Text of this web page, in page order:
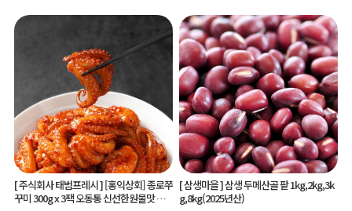
[ 주식회사 태범프레시 ][홍익상회] 종로쭈
꾸미 300g x 3팩 오동통 신선한원물맛 그
[ 삼생마을 ]삼생 두메산골 팥 1kg,2kg,3k
g,8kg(2025년산)